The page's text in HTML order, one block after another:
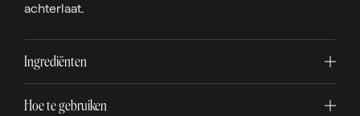
achterlaat.
Ingrediënten
Hoe te gebruiken